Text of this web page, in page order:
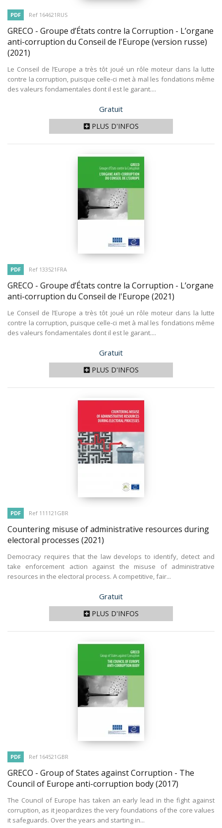
PDF Ref 164621RUS
GRECO - Groupe d’États contre la Corruption - L’organe
anti-corruption du Conseil de l'Europe (version russe)
(2021)
Le Conseil de l’Europe a très tôt joué un rôle moteur dans la lutte
contre la corruption, puisque celle-ci met à mal les fondations même
des valeurs fondamentales dont il est le garant....
Prix
Gratuit
PLUS D'INFOS
PDF Ref 133521FRA
GRECO - Groupe d’États contre la Corruption - L’organe
anti-corruption du Conseil de l'Europe (2021)
Le Conseil de l’Europe a très tôt joué un rôle moteur dans la lutte
contre la corruption, puisque celle-ci met à mal les fondations même
des valeurs fondamentales dont il est le garant....
Prix
Gratuit
PLUS D'INFOS
PDF Ref 111121GBR
Countering misuse of administrative resources during
electoral processes (2021)
Democracy requires that the law develops to identify, detect and
take enforcement action against the misuse of administrative
resources in the electoral process. A competitive, fair...
Prix
Gratuit
PLUS D'INFOS
PDF Ref 164521GBR
GRECO - Group of States against Corruption - The
Council of Europe anti-corruption body(2017)
The Council of Europe has taken an early lead in the fight against
corruption, as it jeopardizes the very foundations of the core values
it safeguards. Over the years and starting in...